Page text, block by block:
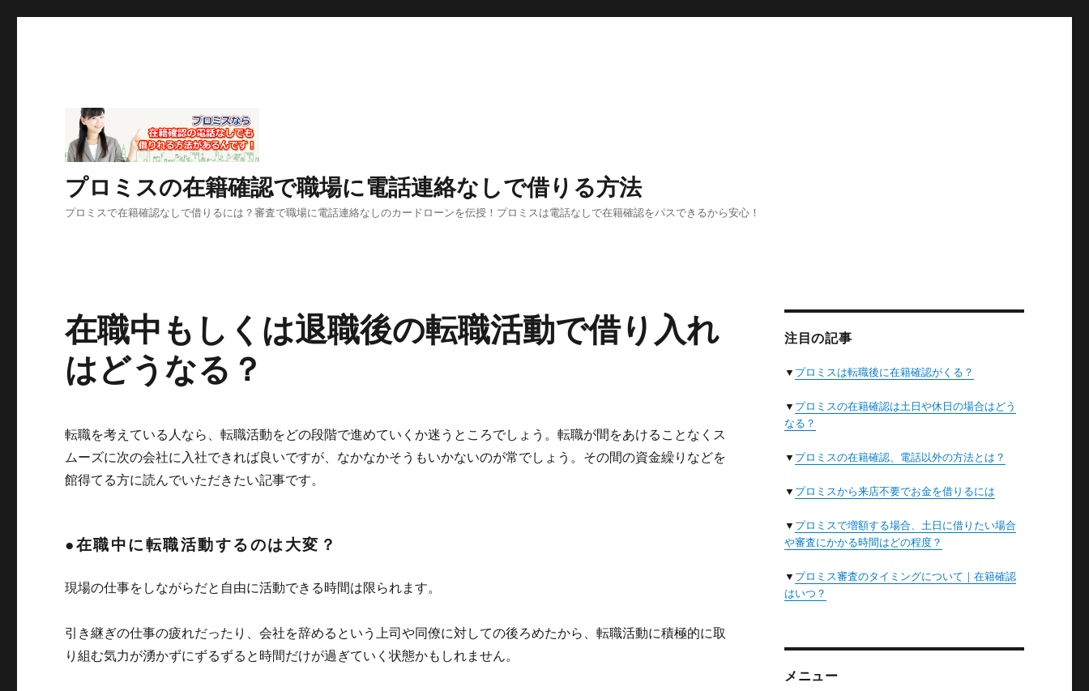
プロミスの在籍確認で職場に電話連絡なしで借りる方法
プロミスで在籍確認なしで借りるには？審査で職場に電話連絡なしのカードローンを伝授！プロミスは電話なしで在籍確認をパスできるから安心！
在職中もしくは退職後の転職活動で借り入れ
はどうなる？
転職を考えている人なら、転職活動をどの段階で進めていくか迷うところでしょう。転職が間をあけることなくス
ムーズに次の会社に入社できれば良いですが、なかなかそうもいかないのが常でしょう。その間の資金繰りなどを
館得てる方に読んでいただきたい記事です。
●在職中に転職活動するのは大変？
現場の仕事をしながらだと自由に活動できる時間は限られます。
引き継ぎの仕事の疲れだったり、会社を辞めるという上司や同僚に対しての後ろめたから、転職活動に積極的に取
り組む気力が湧かずにずるずると時間だけが過ぎていく状態かもしれません。
注目の記事
▼ プロミスは転職後に在籍確認がくる？
▼ プロミスの在籍確認は土日や休日の場合はどう
なる？
▼ プロミスの在籍確認、電話以外の方法とは？
▼ プロミスから来店不要でお金を借りるには
▼ プロミスで増額する場合、土日に借りたい場合
や審査にかかる時間はどの程度？
▼ プロミス審査のタイミングについて｜在籍確認
はいつ？
メニュー